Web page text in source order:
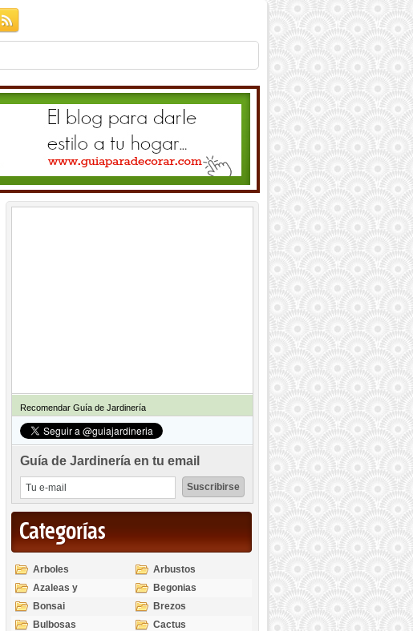
Recomendar Guía de Jardinería
Guía de Jardinería en tu email
Categorías
Arboles
Arbustos
Azaleas y
Rododendros
Begonias
Bonsai
Brezos
Bulbosas
Cactus